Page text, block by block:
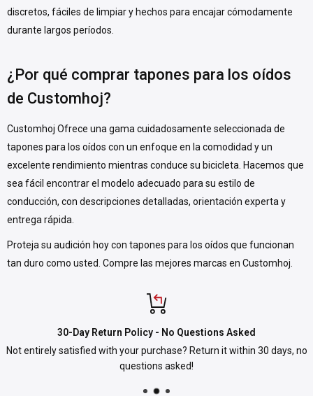
discretos, fáciles de limpiar y hechos para encajar cómodamente
durante largos períodos.
¿Por qué comprar tapones para los oídos
de Customhoj?
Customhoj Ofrece una gama cuidadosamente seleccionada de
tapones para los oídos con un enfoque en la comodidad y un
excelente rendimiento mientras conduce su bicicleta. Hacemos que
sea fácil encontrar el modelo adecuado para su estilo de
conducción, con descripciones detalladas, orientación experta y
entrega rápida.
Proteja su audición hoy con tapones para los oídos que funcionan
tan duro como usted. Compre las mejores marcas en Customhoj.
30-Day Return Policy - No Questions Asked
Not entirely satisfied with your purchase? Return it within 30 days, no
questions asked!